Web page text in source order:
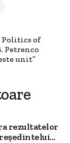
Politics of
Petrenco
unit”
rezultatelor